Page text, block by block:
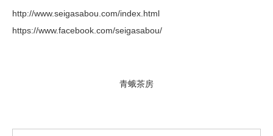
http://www.seigasabou.com/index.html
https://www.facebook.com/seigasabou/
青蛾茶房